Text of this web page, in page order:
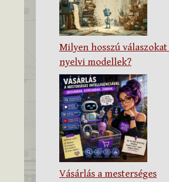
Milyen hosszú válaszokat
nyelvi modellek?
Vásárlás a mesterséges